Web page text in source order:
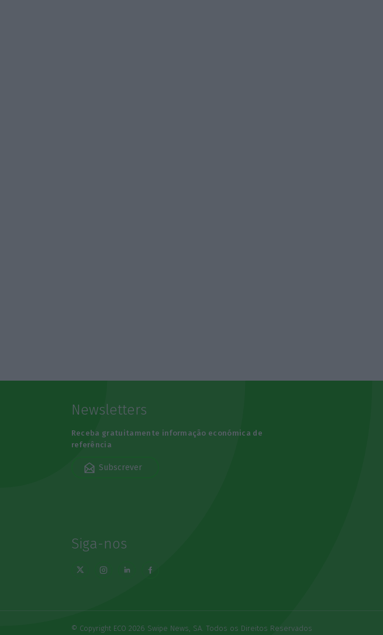
Newsletters
Receba gratuitamente informação económica de
referência
Subscrever
Siga-nos
© Copyright ECO 2026 Swipe News, SA. Todos os Direitos Reservados